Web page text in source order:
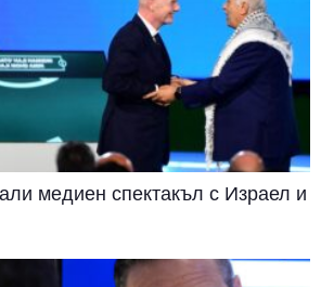
медиен спектакъл с Израел и